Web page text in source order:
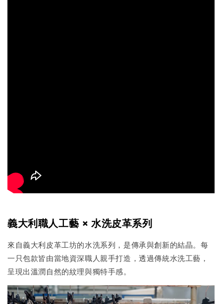
義大利職人工藝 × 水洗皮革系列
來自義大利皮革工坊的水洗系列，是傳承與創新的結晶。每
一只包款皆由當地資深職人親手打造，透過傳統水洗工藝，
呈現出溫潤自然的紋理與獨特手感。